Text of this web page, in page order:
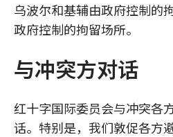
乌波尔和基辅由政府控制的
政府控制的拘留场所。
与冲突方对话
红十字国际委员会与冲突各
话。特别是，我们敦促各方